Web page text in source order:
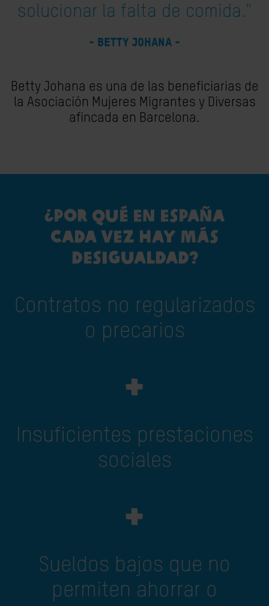
solucionar la falta de comida."
- BETTY JOHANA -
Betty Johana es una de las beneficiarias de
la Asociación Mujeres Migrantes y Diversas
afincada en Barcelona.
¿POR QUÉ EN ESPAÑA
CADA VEZ HAY MÁS
DESIGUALDAD?
Contratos no regularizados
o precarios
+
Insuficientes prestaciones
sociales
+
Sueldos bajos que no
permiten ahorrar o